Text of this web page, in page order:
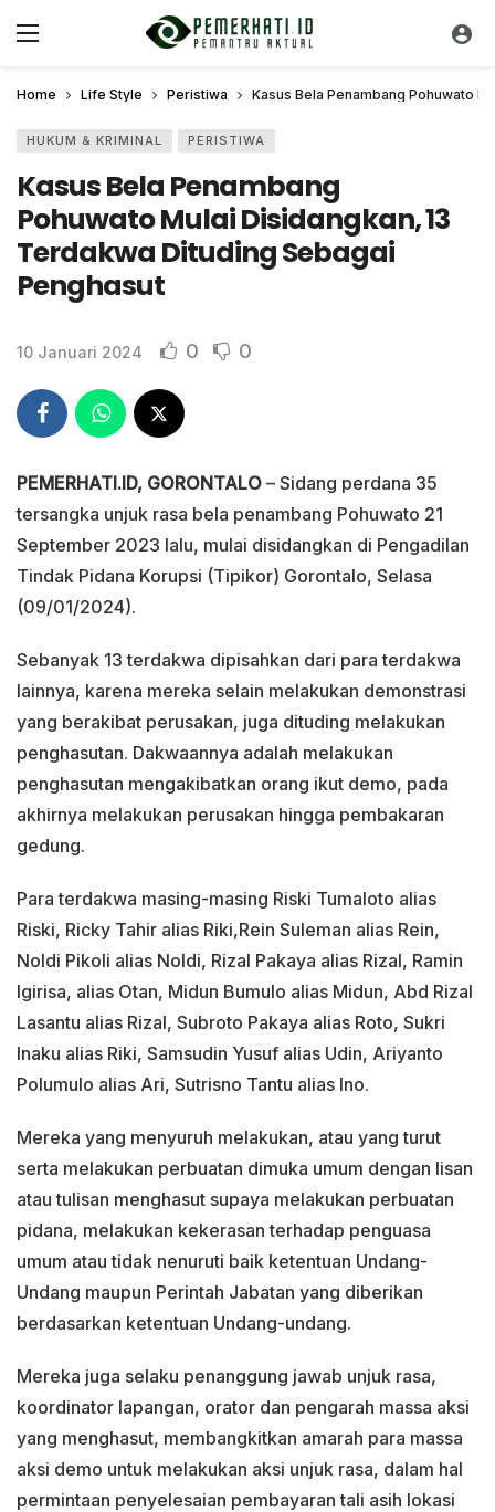
Home Life Style Peristiwa Kasus Bela Penambang Pohuwato
HUKUM & KRIMINAL PERISTIWA
Kasus Bela Penambang
Pohuwato Mulai Disidangkan, 13
Terdakwa Dituding Sebagai
Penghasut
10 Januari 2024 0 0
PEMERHATI.ID, GORONTALO – Sidang perdana 35
tersangka unjuk rasa bela penambang Pohuwato 21
September 2023 lalu, mulai disidangkan di Pengadilan
Tindak Pidana Korupsi (Tipikor) Gorontalo, Selasa
(09/01/2024).
Sebanyak 13 terdakwa dipisahkan dari para terdakwa
lainnya, karena mereka selain melakukan demonstrasi
yang berakibat perusakan, juga dituding melakukan
penghasutan. Dakwaannya adalah melakukan
penghasutan mengakibatkan orang ikut demo, pada
akhirnya melakukan perusakan hingga pembakaran
gedung.
Para terdakwa masing-masing Riski Tumaloto alias
Riski, Ricky Tahir alias Riki,Rein Suleman alias Rein,
Noldi Pikoli alias Noldi, Rizal Pakaya alias Rizal, Ramin
Igirisa, alias Otan, Midun Bumulo alias Midun, Abd Rizal
Lasantu alias Rizal, Subroto Pakaya alias Roto, Sukri
Inaku alias Riki, Samsudin Yusuf alias Udin, Ariyanto
Polumulo alias Ari, Sutrisno Tantu alias Ino.
Mereka yang menyuruh melakukan, atau yang turut
serta melakukan perbuatan dimuka umum dengan lisan
atau tulisan menghasut supaya melakukan perbuatan
pidana, melakukan kekerasan terhadap penguasa
umum atau tidak nenuruti baik ketentuan Undang-
Undang maupun Perintah Jabatan yang diberikan
berdasarkan ketentuan Undang-undang.
Mereka juga selaku penanggung jawab unjuk rasa,
koordinator lapangan, orator dan pengarah massa aksi
yang menghasut, membangkitkan amarah para massa
aksi demo untuk melakukan aksi unjuk rasa, dalam hal
permintaan penyelesaian pembayaran tali asih lokasi